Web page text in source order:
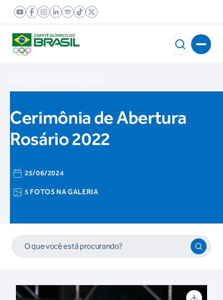
Cerimônia de Abertura
Rosário 2022
25/06/2024
5 FOTOS NA GALERIA